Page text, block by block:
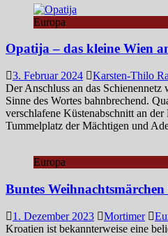
Europa
Opatija – das kleine Wien
3. Februar 2024 Karsten-Thilo
Der Anschluss an das
Sinne des Wortes bahnbrechend.
verschlafene Küstenabschnitt an
Tummelplatz der Mächtigen und
Europa
Buntes
1. Dezember 2023 Mortimer
Kroatien ist bekannterweise eine